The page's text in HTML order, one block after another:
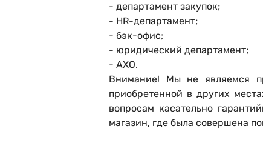
- департамент закупок;
- HR-департамент;
- бэк-офис;
- юридический департамент;
- АХО.
Внимание! Мы не являемся
приобретенной в других
вопросам касательно
магазин, где была совершена